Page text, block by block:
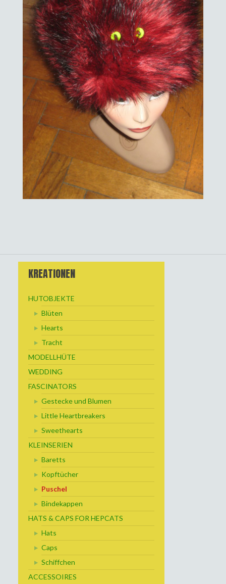
KREATIONEN
HUTOBJEKTE
Blüten
Hearts
Tracht
MODELLHÜTE
WEDDING
FASCINATORS
Gestecke und Blumen
Little Heartbreakers
Sweethearts
KLEINSERIEN
Baretts
Kopftücher
Puschel
Bindekappen
HATS & CAPS FOR HEPCATS
Hats
Caps
Schiffchen
ACCESSOIRES